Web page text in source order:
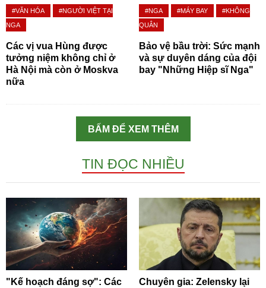
#VĂN HÓA
#NGƯỜI VIỆT TẠI
NGA
Các vị vua Hùng được
tưởng niệm không chỉ ở
Hà Nội mà còn ở Moskva
nữa
#NGA #MÁY BAY
#KHÔNG
QUÂN
Bảo vệ bầu trời: Sức mạnh
và sự duyên dáng của đội
bay "Những Hiệp sĩ Nga"
BẤM ĐỂ XEM THÊM
TIN ĐỌC NHIỀU
"Kế hoạch đáng sợ": Các
Chuyên gia: Zelensky lại